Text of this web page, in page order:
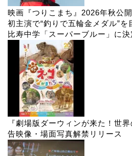
映画『つりこまち』2026年秋公
初主演で“釣りで五輪金メダル”
比寿中学「スーパーブルー」に決
『劇場版ダーウィンが来た！世
告映像・場面写真解禁リリース